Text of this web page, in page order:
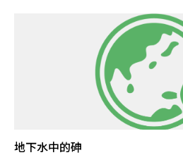
地下水中的砷